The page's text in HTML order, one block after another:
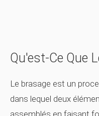
Qu'est-Ce Que
Le brasage est un
dans lequel deux
assemblés en faisant